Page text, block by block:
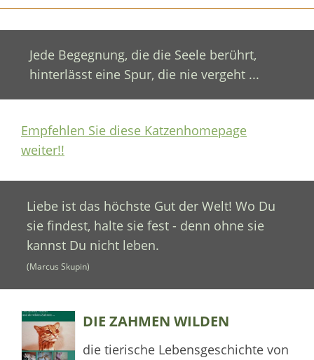
Jede Begegnung, die die Seele berührt,
hinterlässt eine Spur, die nie vergeht ...
Empfehlen Sie diese Katzenhomepage
weiter!!
Liebe ist das höchste Gut der Welt! Wo Du
sie findest, halte sie fest - denn ohne sie
kannst Du nicht leben.
(Marcus Skupin)
DIE ZAHMEN WILDEN
die tierische Lebensgeschichte von